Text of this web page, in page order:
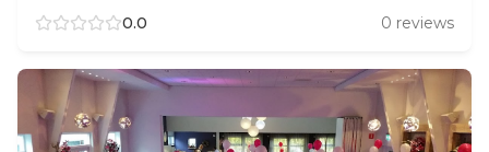
0.0 0 reviews